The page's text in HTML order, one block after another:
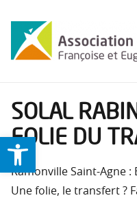
Ouvrir la barre d’outils
SOLAL
FOLIE DU
Ramonville Saint-Agne :
Une folie, le transfert ?